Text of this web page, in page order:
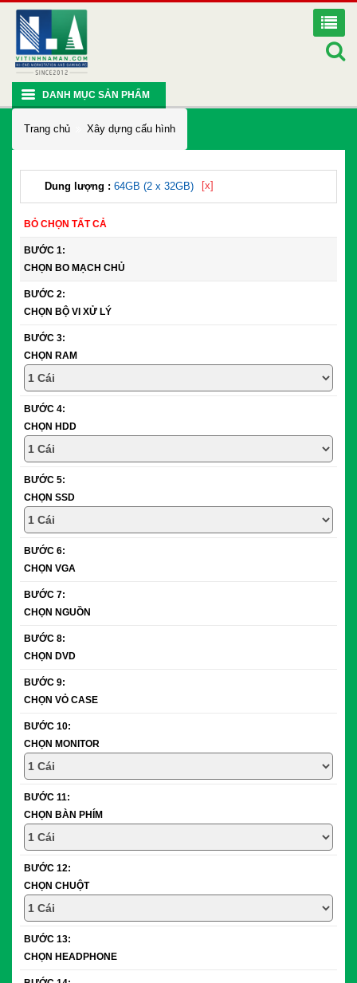
DANH MỤC SẢN PHẨM
Trang chủ Xây dựng cấu hình
Dung lượng : 64GB (2 x 32GB) [x]
BỎ CHỌN TẤT CẢ
BƯỚC 1:
CHỌN BO MẠCH CHỦ
BƯỚC 2:
CHỌN BỘ VI XỬ LÝ
BƯỚC 3:
CHỌN RAM
BƯỚC 4:
CHỌN HDD
BƯỚC 5:
CHỌN SSD
BƯỚC 6:
CHỌN VGA
BƯỚC 7:
CHỌN NGUỒN
BƯỚC 8:
CHỌN DVD
BƯỚC 9:
CHỌN VỎ CASE
BƯỚC 10:
CHỌN MONITOR
BƯỚC 11:
CHỌN BÀN PHÍM
BƯỚC 12:
CHỌN CHUỘT
BƯỚC 13:
CHỌN HEADPHONE